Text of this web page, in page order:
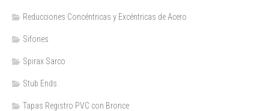
Reducciones Concéntricas y Excéntricas de Acero
Sifones
Spirax Sarco
Stub Ends
Tapas Registro PVC con Bronce